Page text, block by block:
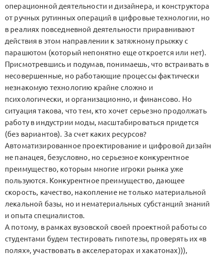
операционной деятельности и дизайнера, и конструктора
от ручных рутинных операций в цифровые технологии, но
в реалиях повседневной деятельности приравнивают
действия в этом направлении к затяжному прыжку с
парашютом (который непонятно еще откроется или нет).
Присмотревшись и подумав, понимаешь, что встраивать в
несовершенные, но работающие процессы фактически
незнакомую технологию крайне сложно и
психологически, и организационно, и финансово. Но
ситуация такова, что тем, кто хочет серьезно продолжать
работу в индустрии моды, масштабироваться придется
(без вариантов). За счет каких ресурсов?
Автоматизированное проектирование и цифровой дизайн
не панацея, безусловно, но серьезное конкурентное
преимущество, которым многие игроки рынка уже
пользуются. Конкурентное преимущество, дающее
скорость, качество, накопление не только материальной
лекальной базы, но и нематериальных субстанций знаний
и опыта специалистов.
А потому, в рамках вузовской своей проектной работы со
студентами будем тестировать гипотезы, проверять их «в
полях», участвовать в акселераторах и хакатонах))),